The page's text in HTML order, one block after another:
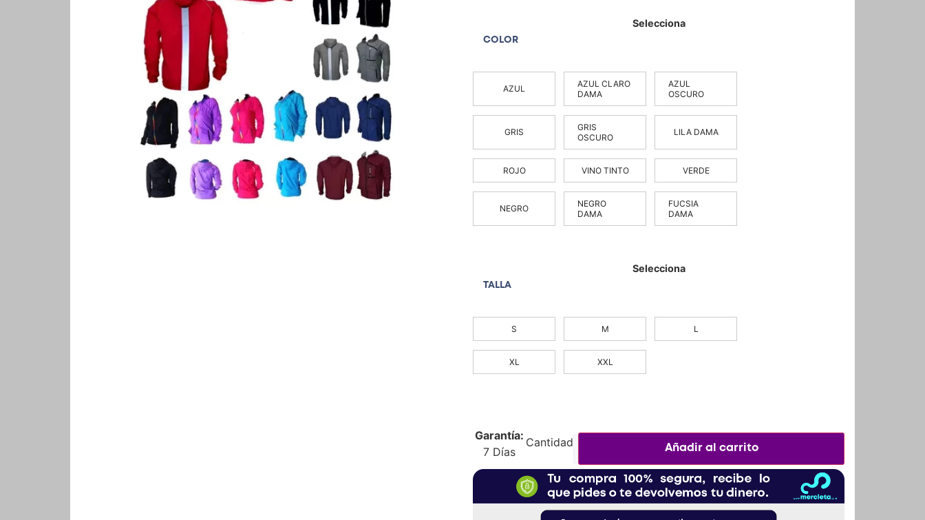
COLOR
AZUL
AZUL CLARO
DAMA
AZUL
OSCURO
GRIS
GRIS
OSCURO
LILA DAMA
ROJO VINO TINTO VERDE
NEGRO
NEGRO
DAMA
FUCSIA
DAMA
TALLA
S M L
XL XXL
Garantía:
7 Días
Añadir al carrito